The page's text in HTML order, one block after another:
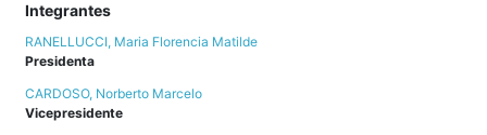
Integrantes
RANELLUCCI, Maria Florencia Matilde
Presidenta
CARDOSO, Norberto Marcelo
Vicepresidente